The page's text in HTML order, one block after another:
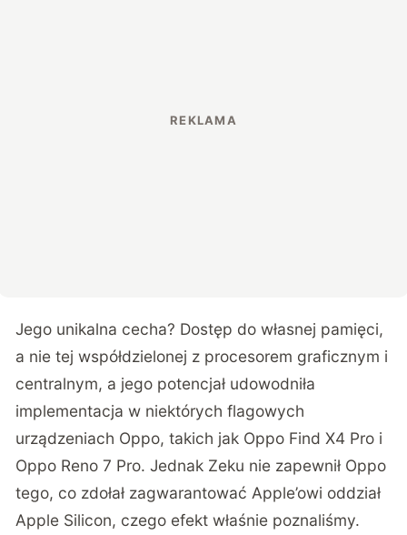
Jego unikalna cecha? Dostęp do własnej pamięci,
a nie tej współdzielonej z procesorem graficznym i
centralnym, a jego potencjał udowodniła
implementacja w niektórych flagowych
urządzeniach Oppo, takich jak Oppo Find X4 Pro i
Oppo Reno 7 Pro. Jednak Zeku nie zapewnił Oppo
tego, co zdołał zagwarantować Apple’owi oddział
Apple Silicon, czego efekt właśnie poznaliśmy.